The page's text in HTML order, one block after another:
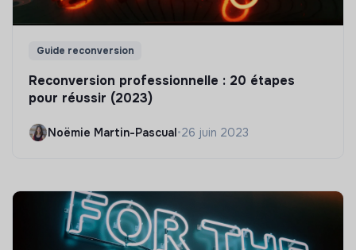
Guide reconversion
Reconversion professionnelle : 20 étapes
pour réussir (2023)
Noëmie Martin-Pascual•26 juin 2023